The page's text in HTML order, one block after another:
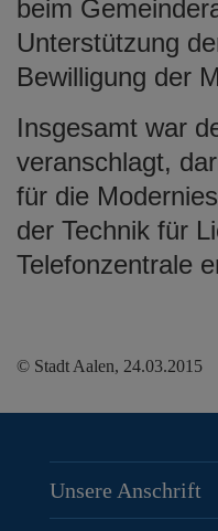
beim
Unterstützung
Bewilligung der
Insgesamt war
veranschlagt,
für die
der Technik für
Telefonzentrale
© Stadt Aalen, 24.03.2015
Unsere Anschrift